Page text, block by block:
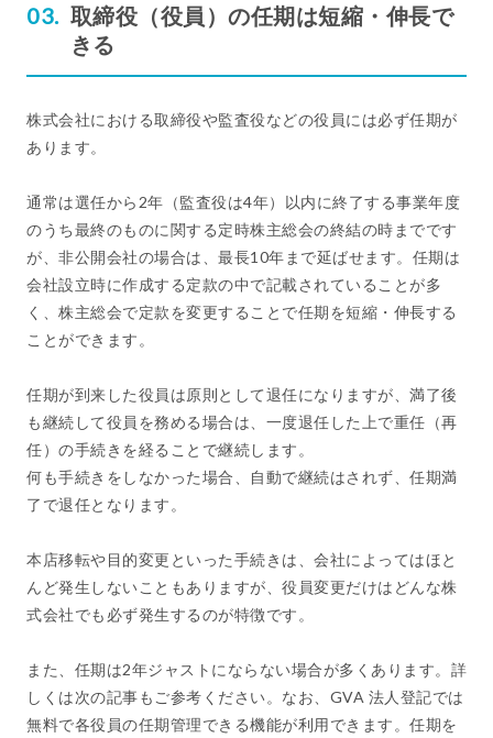
取締役（役員）の任期は短縮・伸長で
きる
株式会社における取締役や監査役などの役員には必ず任期が
あります。
通常は選任から2年（監査役は4年）以内に終了する事業年度
のうち最終のものに関する定時株主総会の終結の時までです
が、非公開会社の場合は、最長10年まで延ばせます。任期は
会社設立時に作成する定款の中で記載されていることが多
く、株主総会で定款を変更することで任期を短縮・伸長する
ことができます。
任期が到来した役員は原則として退任になりますが、満了後
も継続して役員を務める場合は、一度退任した上で重任（再
任）の手続きを経ることで継続します。
何も手続きをしなかった場合、自動で継続はされず、任期満
了で退任となります。
本店移転や目的変更といった手続きは、会社によってはほと
んど発生しないこともありますが、役員変更だけはどんな株
式会社でも必ず発生するのが特徴です。
また、任期は2年ジャストにならない場合が多くあります。詳
しくは次の記事もご参考ください。なお、GVA 法人登記では
無料で各役員の任期管理できる機能が利用できます。任期を